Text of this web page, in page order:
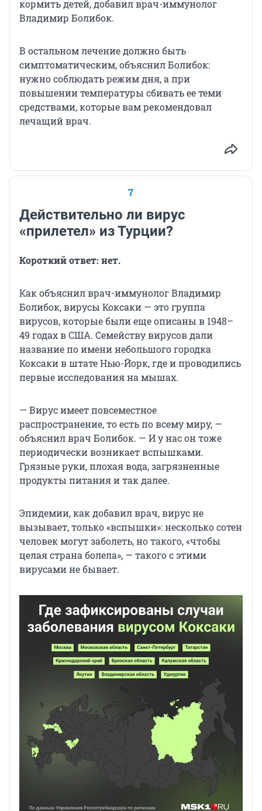
кормить детей, добавил врач-иммунолог
Владимир Болибок.
В остальном лечение должно быть
симптоматическим, объяснил Болибок:
нужно соблюдать режим дня, а при
повышении температуры сбивать ее теми
средствами, которые вам рекомендовал
лечащий врач.
7
Действительно ли вирус
«прилетел» из Турции?
Короткий ответ: нет.
Как объяснил врач-иммунолог Владимир
Болибок, вирусы Коксаки — это группа
вирусов, которые были еще описаны в 1948–
49 годах в США. Семейству вирусов дали
название по имени небольшого городка
Коксаки в штате Нью-Йорк, где и проводились
первые исследования на мышах.
— Вирус имеет повсеместное
распространение, то есть по всему миру, —
объяснил врач Болибок. — И у нас он тоже
периодически возникает вспышками.
Грязные руки, плохая вода, загрязненные
продукты питания и так далее.
Эпидемии, как добавил врач, вирус не
вызывает, только «вспышки»: несколько сотен
человек могут заболеть, но такого, «чтобы
целая страна болела», — такого с этими
вирусами не бывает.